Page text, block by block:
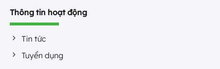
Thông tin hoạt động
Tin tức
Tuyển dụng